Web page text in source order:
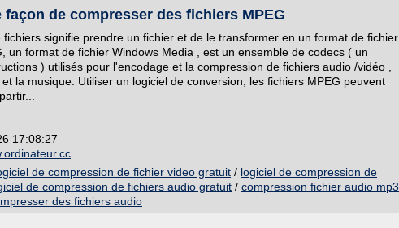
façon de compresser des fichiers MPEG
fichiers signifie prendre un fichier et de le transformer en un format de fichier
un format de fichier Windows Media , est un ensemble de codecs ( un
) utilisés pour l'encodage et la compression de fichiers audio /vidéo ,
la musique. Utiliser un logiciel de conversion, les fichiers MPEG peuvent
17:08:27
de compression de fichier video gratuit / logiciel de compression de
de compression de fichiers audio gratuit / compression fichier audio mp3
des fichiers audio